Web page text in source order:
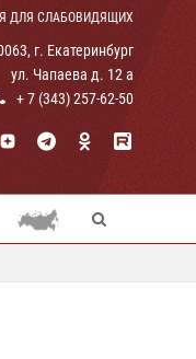
ДЛЯ СЛАБОВИДЯЩИХ
г. Екатеринбург
ул. Чапаева д. 12 а
+ 7 (343) 257-62-50